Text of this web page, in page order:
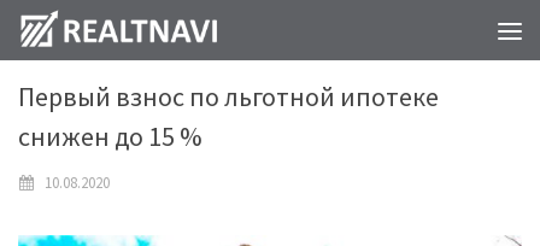
НОВОСТИ 0
Первый взнос по льготной ипотеке
снижен до 15 %
10.08.2020